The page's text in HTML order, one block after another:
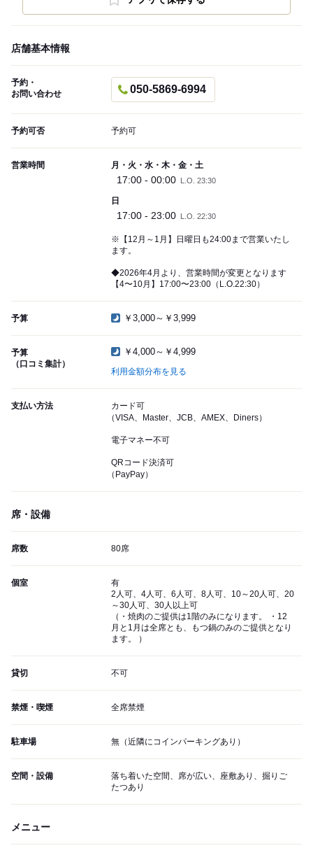
店舗基本情報
予約・
お問い合わせ
050-5869-6994
予約可否 予約可
営業時間 月・火・水・木・金・土
17:00 - 00:00 L.O. 23:30
日
17:00 - 23:00 L.O. 22:30
※【12月～1月】日曜日も24:00まで営業いたし
ます。
◆2026年4月より、営業時間が変更となります
【4〜10月】17:00〜23:00（L.O.22:30）
予算 ￥3,000～￥3,999
予算
（口コミ集計）
￥4,000～￥4,999
利用金額分布を見る
支払い方法
カード可
（VISA、Master、JCB、AMEX、Diners）
電子マネー不可
QRコード決済可
（PayPay）
席・設備
席数 80席
個室
有
2人可、4人可、6人可、8人可、10～20人可、20
～30人可、30人以上可
（・焼肉のご提供は1階のみになります。 ・12
月と1月は全席とも、もつ鍋のみのご提供となり
ます。 ）
貸切 不可
禁煙・喫煙 全席禁煙
駐車場 無（近隣にコインパーキングあり）
空間・設備
落ち着いた空間、席が広い、座敷あり、掘りご
たつあり
メニュー